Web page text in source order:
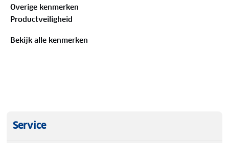
Overige kenmerken
Productveiligheid
Bekijk alle kenmerken
Service